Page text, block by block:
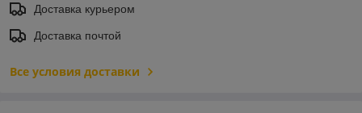
Доставка курьером
Доставка почтой
Все условия доставки